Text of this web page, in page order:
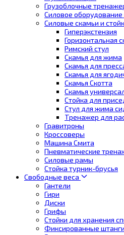
Грузоблочные
Силовое
Силовые скамьи и
Гиперэкстензия
Горизонтальная
Римский стул
Скамья для жима
Скамья для
Скамья для
Скамья Скотта
Скамья
Стойка для
Стул для жима
Тренажер для
Гравитроны
Кроссоверы
Машина Смита
Пневматические
Силовые рамы
Стойка турник-брусья
Свободные веса
Гантели
Гири
Диски
Грифы
Стойки для хранения
Фиксированные штанги